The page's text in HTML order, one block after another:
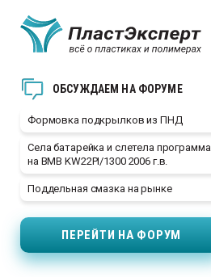
ОБСУЖДАЕМ НА ФОРУМЕ
Формовка подкрылков из ПНД
Села батарейка и слетела программа
на BMB KW22PI/1300 2006 г.в.
Поддельная смазка на рынке
ПЕРЕЙТИ НА ФОРУМ